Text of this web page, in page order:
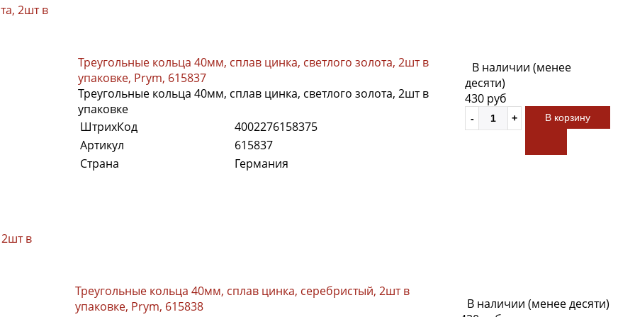
2шт в
Треугольные кольца 40мм, сплав цинка, светлого золота, 2шт в
упаковке, Prym, 615837
Треугольные кольца 40мм, сплав цинка, светлого золота, 2шт в
упаковке
ШтрихКод
4002276158375
Артикул
615837
Страна
Германия
В наличии (менее
десяти)
430 руб
В корзину
в
Треугольные кольца 40мм, сплав цинка, серебристый, 2шт в
упаковке, Prym, 615838
В наличии (менее десяти)